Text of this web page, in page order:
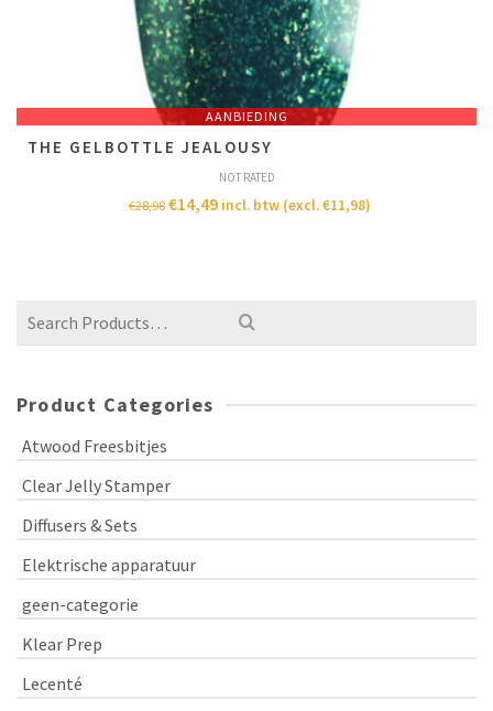
AANBIEDING
THE GELBOTTLE JEALOUSY
NOT RATED
€28,98 €14,49 incl. btw (excl.€11,98)
Product Categories
Atwood Freesbitjes
Clear Jelly Stamper
Diffusers & Sets
Elektrische apparatuur
geen-categorie
Klear Prep
Lecenté